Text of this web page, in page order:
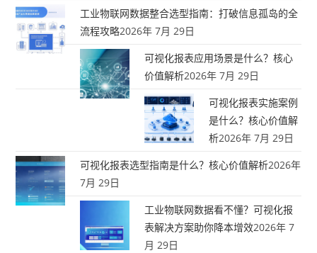
工业物联网数据整合选型指南：打破信息孤岛的全
流程攻略2026年 7月 29日
可视化报表应用场景是什么？核心
价值解析2026年 7月 29日
可视化报表实施案例
是什么？核心价值解
析2026年 7月 29日
可视化报表选型指南是什么？核心价值解析2026年
7月 29日
工业物联网数据看不懂？可视化报
表解决方案助你降本增效2026年 7
月 29日